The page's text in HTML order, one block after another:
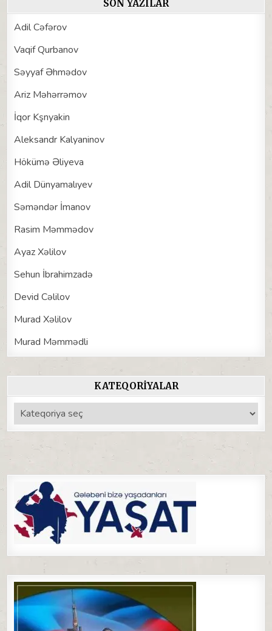
SON YAZILAR
Adil Cəfərov
Vaqif Qurbanov
Səyyaf Əhmədov
Ariz Məhərrəmov
İqor Kşnyakin
Aleksandr Kalyaninov
Hökümə Əliyeva
Adil Dünyamalıyev
Səməndər İmanov
Rasim Məmmədov
Ayaz Xəlilov
Sehun İbrahimzadə
Devid Cəlilov
Murad Xəlilov
Murad Məmmədli
KATEQORIYALAR
Kateqoriyalar